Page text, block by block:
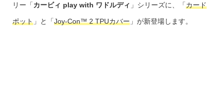
リー「カービィ play with ワドルディ 」シリーズに、「カード
ポット」と「Joy-Con™ 2 TPUカバー」が新登場します。